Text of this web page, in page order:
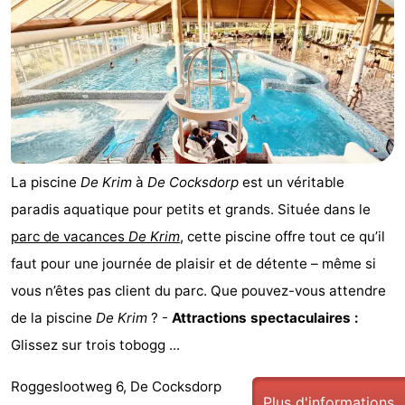
et
faire
Lieux
d'intérêt
-
Musées
-
Monuments
-
Églises
-
Moulins
-
Points
de
vue
Attractions
-
Croisières
-
Fermes
-
La piscine De Krim à De Cocksdorp est un véritable
paradis aquatique pour petits et grands. Située dans le
parc de vacances De Krim, cette piscine offre tout ce qu’il
faut pour une journée de plaisir et de détente – même si
vous n’êtes pas client du parc. Que pouvez-vous attendre
de la piscine De Krim ? - Attractions spectaculaires :
Glissez sur trois tobogg ...
Roggeslootweg 6, De Cocksdorp